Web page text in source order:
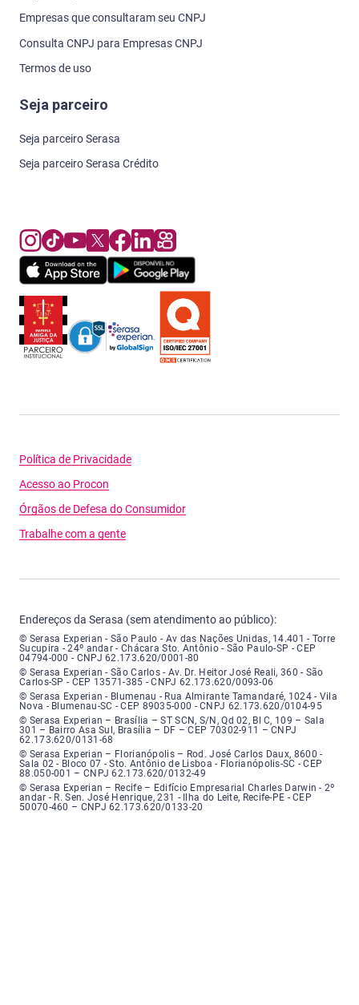
Empresas que consultaram seu CNPJ
Consulta CNPJ para Empresas CNPJ
Termos de uso
Seja parceiro
Seja parceiro Serasa
Seja parceiro Serasa Crédito
Política de Privacidade
Acesso ao Procon
Órgãos de Defesa do Consumidor
Trabalhe com a gente
Endereços da Serasa (sem atendimento ao público):
Serasa Experian - São Paulo - Endereço: Avenida das Nações Unidas,
© Serasa Experian - São Paulo - Av das Nações Unidas, 14.401 - Torre
Sucupira - 24º andar - Chácara Sto. Antônio - São Paulo-SP - CEP
04794-000 - CNPJ 62.173.620/0001-80
Serasa Experian - São Carlos - Endereço: Avenida Doutor Heitor José
© Serasa Experian - São Carlos - Av. Dr. Heitor José Reali, 360 - São
Carlos-SP - CEP 13571-385 - CNPJ 62.173.620/0093-06
Serasa Experian - Blumenau - Endereço: Rua Almirante Tamandaré,
© Serasa Experian - Blumenau - Rua Almirante Tamandaré, 1024 - Vila
Nova - Blumenau-SC - CEP 89035-000 - CNPJ 62.173.620/0104-95
Serasa Experian - Brasília, Endereço: Setor Comercial Norte, sem
© Serasa Experian – Brasília – ST SCN, S/N, Qd 02, Bl C, 109 – Sala
301 – Bairro Asa Sul, Brasília – DF – CEP 70302-911 – CNPJ
62.173.620/0131-68
Serasa Experian - Florianópolis, Endereço: Rodovia José Carlos, número
© Serasa Experian – Florianópolis – Rod. José Carlos Daux, 8600 -
Sala 02 - Bloco 07 - Sto. Antônio de Lisboa - Florianópolis-SC - CEP
88.050-001 – CNPJ 62.173.620/0132-49
Serasa Experian - Recife, Endereço: Edifício Empresarial Charles Darwin,
© Serasa Experian – Recife – Edifício Empresarial Charles Darwin - 2º
andar - R. Sen. José Henrique, 231 - Ilha do Leite, Recife-PE - CEP
50070-460 – CNPJ 62.173.620/0133-20